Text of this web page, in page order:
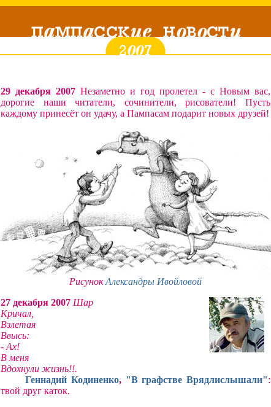
29 декабря 2007 Незаметно и год пролетел - с Новым вас,
дорогие наши читатели, сочинители, рисователи! Пусть
каждому принесёт он удачу, а Пампасам подарит новых друзей!
РисунокАлександры Ивойловой
27 декабря 2007 Шар
Кричал,
Взлетая
Ввысь:
- Ах!
В меня
Вдохнули жизнь!!.
Геннадий Кодиненко, "В графстве Врядлислышали":
твой друг каток.